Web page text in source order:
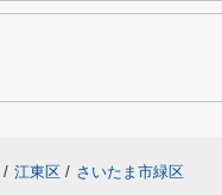
/ 江東区 / さいたま市緑区